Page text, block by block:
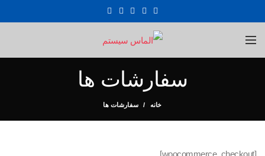
سفارشات ها
خانه سفارشات ها
[woocommerce_checkout]